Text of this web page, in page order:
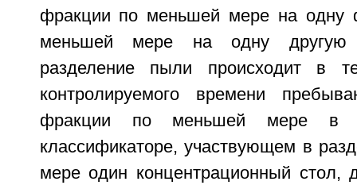
фракции по меньшей мере на
меньшей мере на одну другую
разделение пыли происходит в
контролируемого времени
фракции по меньшей мере в
классификаторе, участвующем в
мере один концентрационный стол,